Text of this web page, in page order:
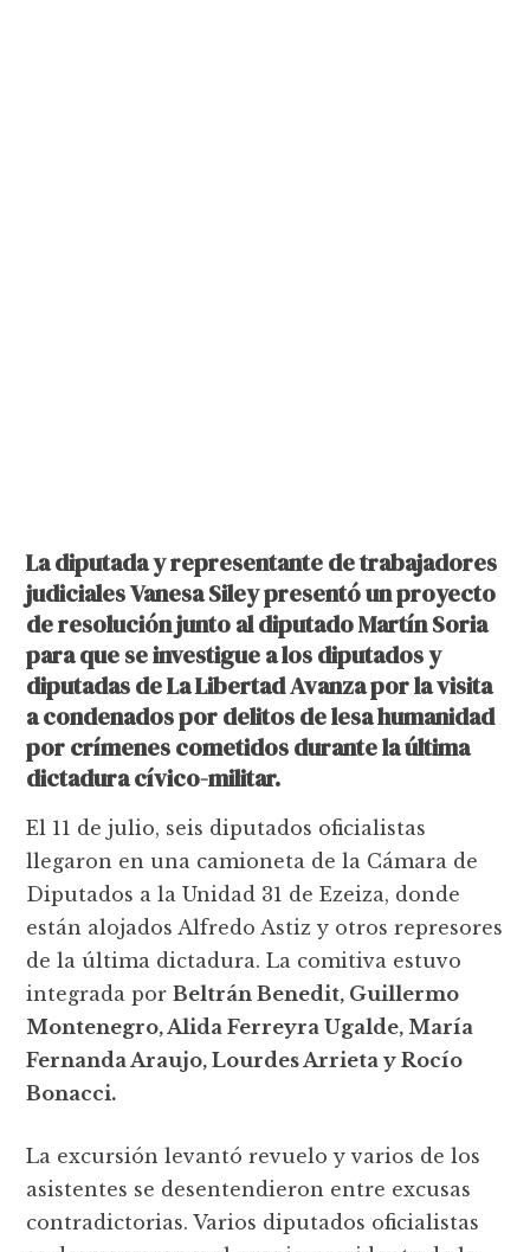
La diputada y representante de trabajadores
judiciales Vanesa Siley presentó un proyecto
de resolución junto al diputado Martín Soria
para que se investigue a los diputados y
diputadas de La Libertad Avanza por la visita
a condenados por delitos de lesa humanidad
por crímenes cometidos durante la última
dictadura cívico-militar.
El 11 de julio, seis diputados oficialistas
llegaron en una camioneta de la Cámara de
Diputados a la Unidad 31 de Ezeiza, donde
están alojados Alfredo Astiz y otros represores
de la última dictadura. La comitiva estuvo
integrada porBeltrán Benedit, Guillermo
Montenegro, Alida Ferreyra Ugalde, María
Fernanda Araujo, Lourdes Arrieta y Rocío
Bonacci.
La excursión levantó revuelo y varios de los
asistentes se desentendieron entre excusas
contradictorias. Varios diputados oficialistas